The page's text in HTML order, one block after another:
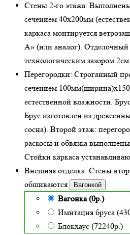
Стены 2-го этажа: Выполнены
сечением 40х200мм (
каркаса монтируется
А» (или аналог). Отделочный
технологическим зазором 2см
Перегородки: Строганный
сечением
естественной влажности.
Брус изготовлен из
сосна). Второй этаж:
раскосы и обвязка
Стойки каркаса
Внешняя отделка: Стены
обшиваются
Вагонкой
Вагонка (0р.)
Имитация бруса
Блокхаус (72240р.)